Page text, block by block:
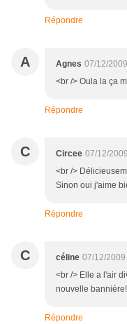
Répondre
A Agnes 07/12/
<br /> Oula la ça
Répondre
C Circee 07/12/
<br />
Sinon oui j'aime
Répondre
C céline 07/12/2009
<br /> Elle a l'air
nouvelle
Répondre